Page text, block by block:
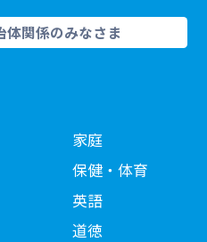
体関係のみなさま
家庭
保健・体育
英語
道徳